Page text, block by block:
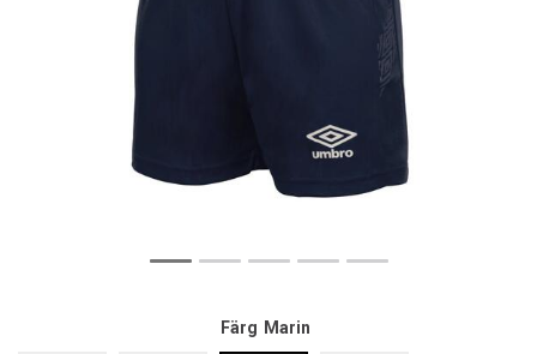
Färg Marin